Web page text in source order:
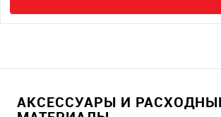
АКСЕССУАРЫ И